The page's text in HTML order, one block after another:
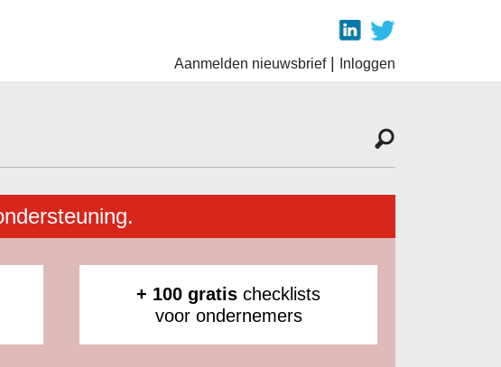
Aanmelden nieuwsbrief| Inloggen
+ 100 gratis checklists
voor ondernemers